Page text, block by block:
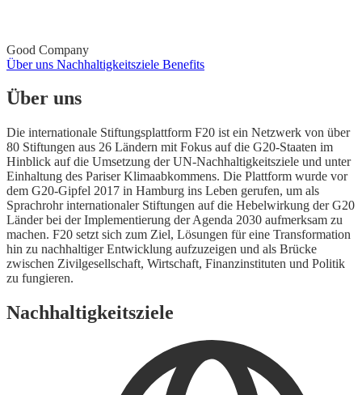
Good Company
Über uns Nachhaltigkeitsziele Benefits
Über uns
Die internationale Stiftungsplattform F20 ist ein Netzwerk von über
80 Stiftungen aus 26 Ländern mit Fokus auf die G20-Staaten im
Hinblick auf die Umsetzung der UN-Nachhaltigkeitsziele und unter
Einhaltung des Pariser Klimaabkommens. Die Plattform wurde vor
dem G20-Gipfel 2017 in Hamburg ins Leben gerufen, um als
Sprachrohr internationaler Stiftungen auf die Hebelwirkung der G20
Länder bei der Implementierung der Agenda 2030 aufmerksam zu
machen. F20 setzt sich zum Ziel, Lösungen für eine Transformation
hin zu nachhaltiger Entwicklung aufzuzeigen und als Brücke
zwischen Zivilgesellschaft, Wirtschaft, Finanzinstituten und Politik
zu fungieren.
Nachhaltigkeitsziele